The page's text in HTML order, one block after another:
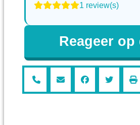
1 review(s)
Reageer op